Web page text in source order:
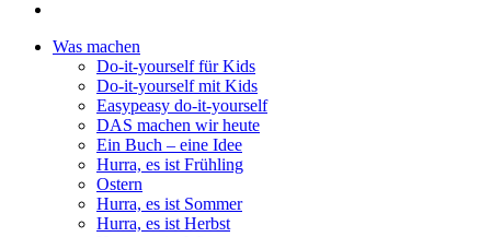
Was machen
Do-it-yourself für Kids
Do-it-yourself mit Kids
Easypeasy do-it-yourself
DAS machen wir heute
Ein Buch – eine Idee
Hurra, es ist Frühling
Ostern
Hurra, es ist Sommer
Hurra, es ist Herbst